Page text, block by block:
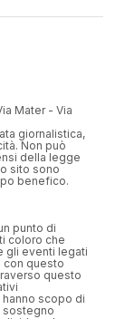
Mater - Via
giornalistica,
Non può
della legge
sito sono
benefico.
punto di
coloro che
gli eventi legati
con questo
questo
hanno scopo di
sostegno